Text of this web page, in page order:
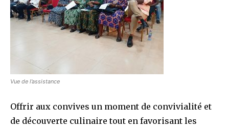
Vue de l’assistance
Offrir aux convives un moment de convivialité et
de découverte culinaire tout en favorisant les